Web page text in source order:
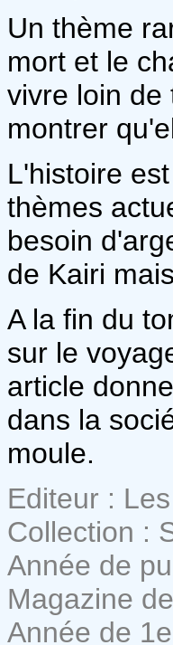
Un thème
mort et le
vivre loin de
montrer
L'histoire
thèmes
besoin
de Kairi
A la fin du
sur le
article
dans la
moule.
Editeur :
Collection :
Année de
Magazine
Année de